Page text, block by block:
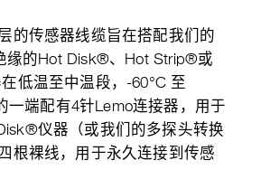
的传感器线缆旨在搭配我们的
缘的Hot Disk®、Hot Strip®或
低温至中温段，-60°C 至
一端配有4针Lemo连接器，用于
仪器（或我们的多探头转换
根裸线，用于永久连接到传感